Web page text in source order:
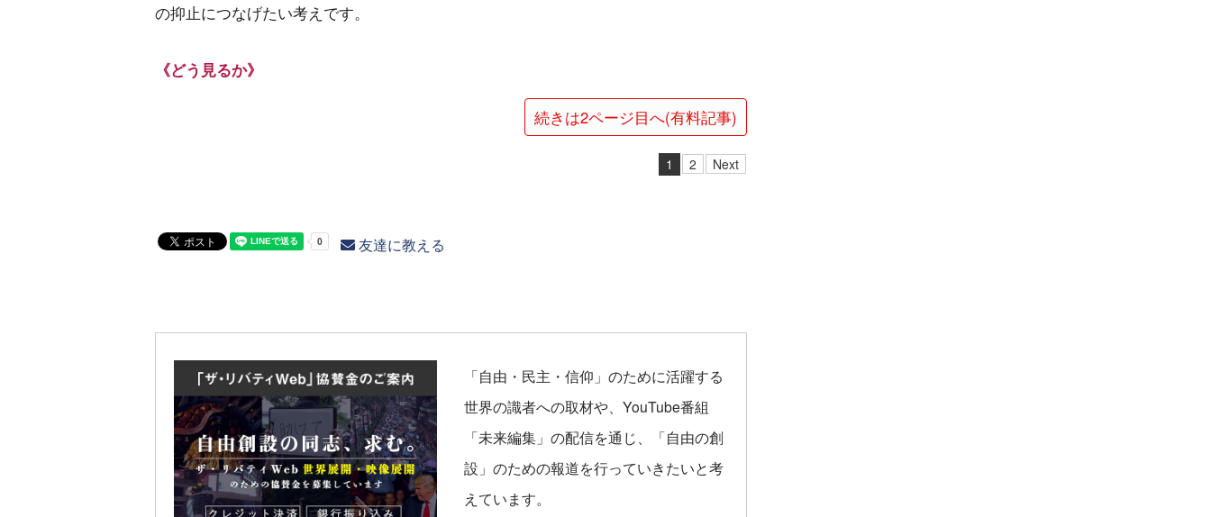
の抑止につなげたい考えです。
《どう見るか》
続きは2ページ目へ(有料記事)
1 2 Next
友達に教える
「自由・民主・信仰」のために活躍する
世界の識者への取材や、YouTube番組
「未来編集」の配信を通じ、「自由の創
設」のための報道を行っていきたいと考
えています。